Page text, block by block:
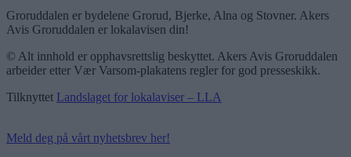
Groruddalen er bydelene Grorud, Bjerke, Alna og Stovner. Akers
Avis Groruddalen er lokalavisen din!
© Alt innhold er opphavsrettslig beskyttet. Akers Avis Groruddalen
arbeider etter Vær Varsom-plakatens regler for god presseskikk.
Tilknyttet Landslaget for lokalaviser – LLA
Meld deg på vårt nyhetsbrev her!